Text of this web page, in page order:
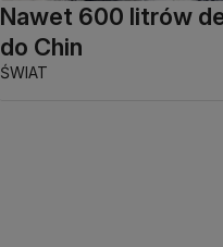
Nawet 600 litrów
do Chin
ŚWIAT